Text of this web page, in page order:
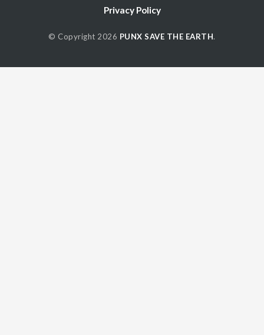
Privacy Policy
© Copyright 2026 PUNX SAVE THE EARTH.